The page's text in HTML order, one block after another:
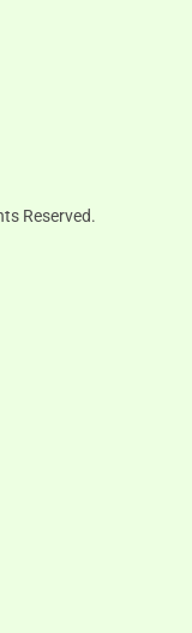
Reserved.